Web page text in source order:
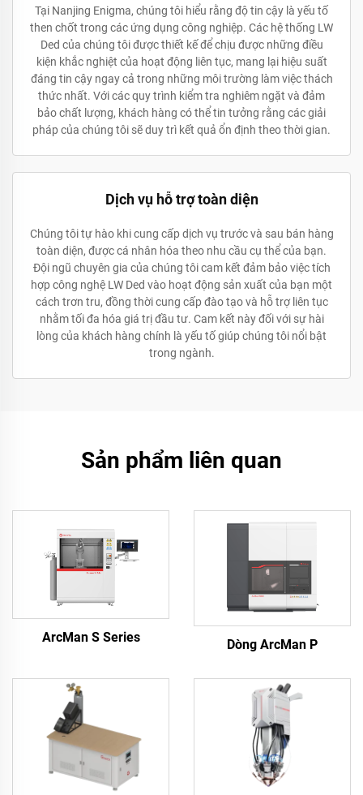
Tại Nanjing Enigma, chúng tôi hiểu rằng độ tin cậy là yếu tố
then chốt trong các ứng dụng công nghiệp. Các hệ thống LW
Ded của chúng tôi được thiết kế để chịu được những điều
kiện khắc nghiệt của hoạt động liên tục, mang lại hiệu suất
đáng tin cậy ngay cả trong những môi trường làm việc thách
thức nhất. Với các quy trình kiểm tra nghiêm ngặt và đảm
bảo chất lượng, khách hàng có thể tin tưởng rằng các giải
pháp của chúng tôi sẽ duy trì kết quả ổn định theo thời gian.
Dịch vụ hỗ trợ toàn diện
Chúng tôi tự hào khi cung cấp dịch vụ trước và sau bán hàng
toàn diện, được cá nhân hóa theo nhu cầu cụ thể của bạn.
Đội ngũ chuyên gia của chúng tôi cam kết đảm bảo việc tích
hợp công nghệ LW Ded vào hoạt động sản xuất của bạn một
cách trơn tru, đồng thời cung cấp đào tạo và hỗ trợ liên tục
nhằm tối đa hóa giá trị đầu tư. Cam kết này đối với sự hài
lòng của khách hàng chính là yếu tố giúp chúng tôi nổi bật
trong ngành.
Sản phẩm liên quan
ArcMan S Series Dòng ArcMan P